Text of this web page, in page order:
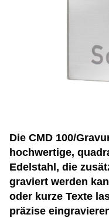
Die CMD 100/
hochwertige,
Edelstahl, die
graviert werden
oder kurze Texte
präzise